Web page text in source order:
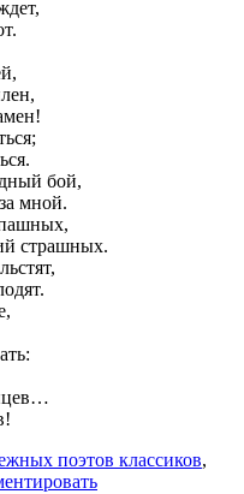
бой,
мной.
страшных.
поэтов классиков,